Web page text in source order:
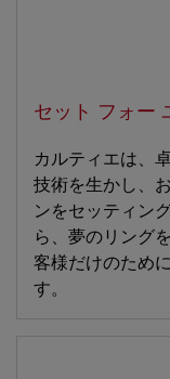
セット フォー
カルティエは、
技術を生かし、
ンをセッティン
ら、夢のリング
客様だけのため
す。